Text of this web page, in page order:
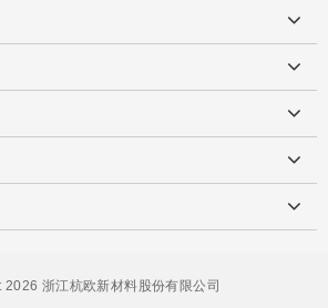
浙江杭欧新材料股份有限公司